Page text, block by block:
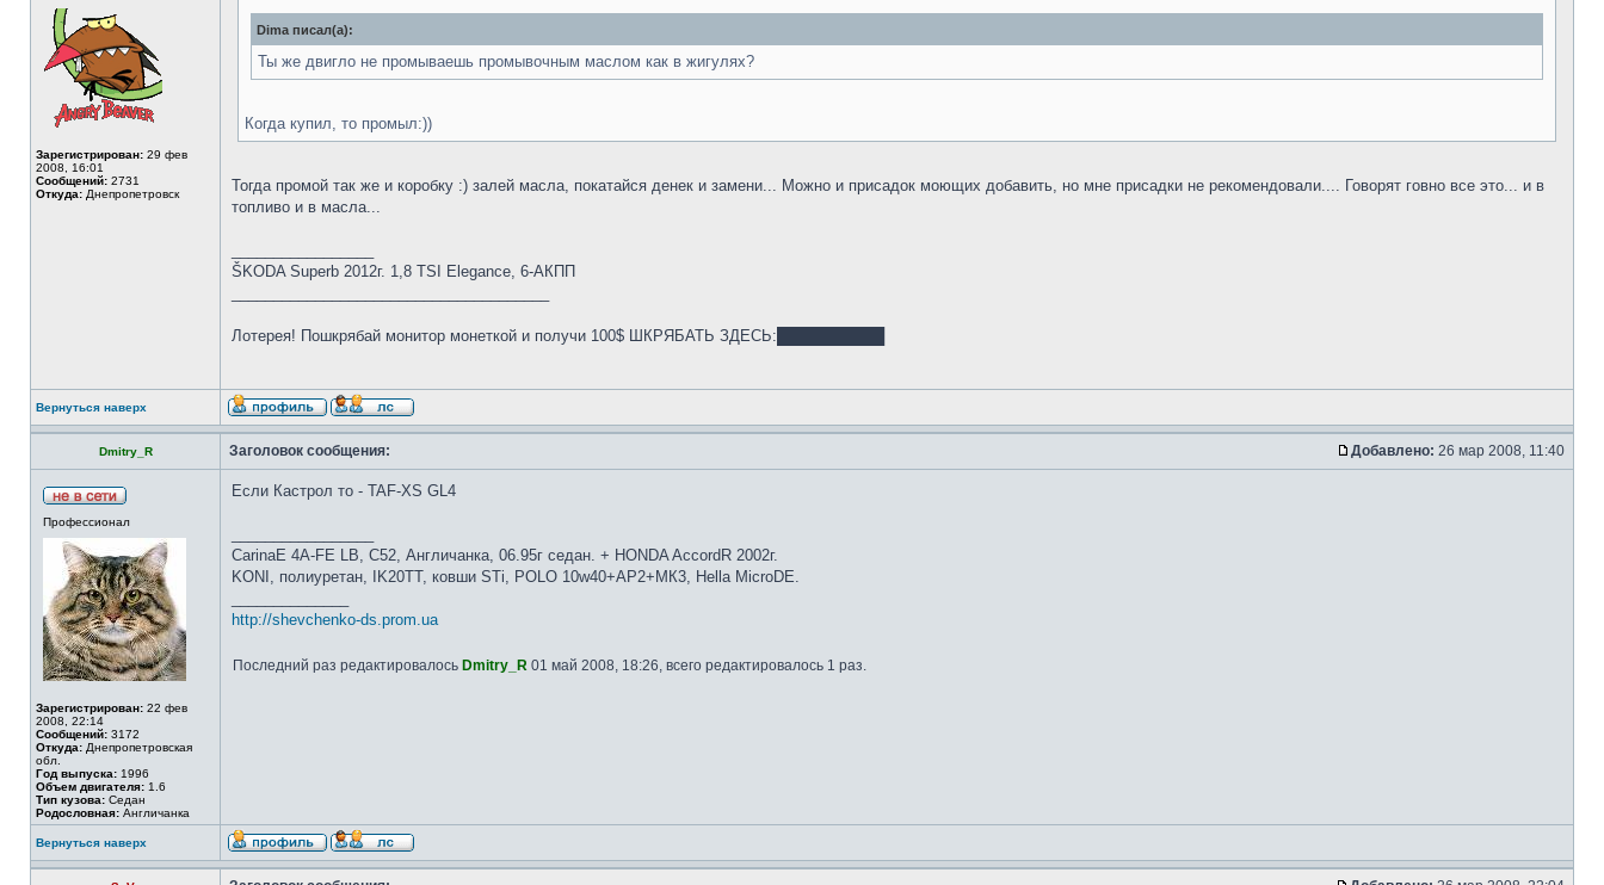
Зарегистрирован: 29 фев
2008, 16:01
Сообщений: 2731
Откуда: Днепропетровск
Dima писал(а):
Ты же двигло не промываешь промывочным маслом как в жигулях?
Когда купил, то промыл:))
Тогда промой так же и коробку :) залей масла, покатайся денек и замени... Можно и присадок моющих добавить, но мне присадки не рекомендовали.... Говорят говно все это... и в
топливо и в масла...
ŠKODA Superb 2012г. 1,8 TSI Elegance, 6-АКПП
Лотерея! Пошкрябай монитор монеткой и получи 100$ ШКРЯБАТЬ ЗДЕСЬ:██████████
Вернуться наверх
Dmitry_R Заголовок сообщения: Добавлено: 26 мар 2008, 11:40
Профессионал
Зарегистрирован: 22 фев
2008, 22:14
Сообщений: 3172
Откуда: Днепропетровская
обл.
Год выпуска: 1996
Объем двигателя: 1.6
Тип кузова: Седан
Родословная: Англичанка
Если Кастрол то - TAF-XS GL4
CarinaE 4A-FE LB, С52, Англичанка, 06.95г седан. + HONDA AccordR 2002г.
KONI, полиуретан, IK20TT, ковши STi, POLO 10w40+AP2+МК3, Hella MicroDE.
http://shevchenko-ds.prom.ua
Последний раз редактировалось Dmitry_R 01 май 2008, 18:26, всего редактировалось 1 раз.
Вернуться наверх